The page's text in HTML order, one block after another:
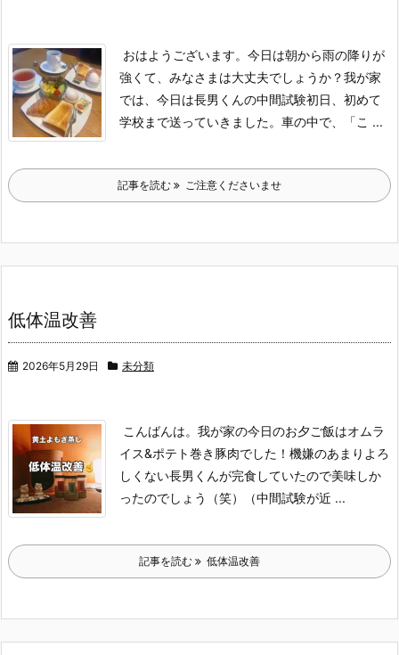
おはようございます。 今日は朝から雨の降りが
強くて、みなさまは大丈夫でしょうか？我が家
では、今日は長男くんの中間試験初日、初めて
学校まで送っていきました。 車の中で、「こ ...
記事を読む ご注意くださいませ
低体温改善
2026年5月29日 未分類
こんばんは。 我が家の今日のお夕ご飯はオムラ
イス&ポテト巻き豚肉でした！ 機嫌のあまりよろ
しくない長男くんが完食していたので美味しか
ったのでしょう（笑）
（中間試験が近 ...
記事を読む 低体温改善